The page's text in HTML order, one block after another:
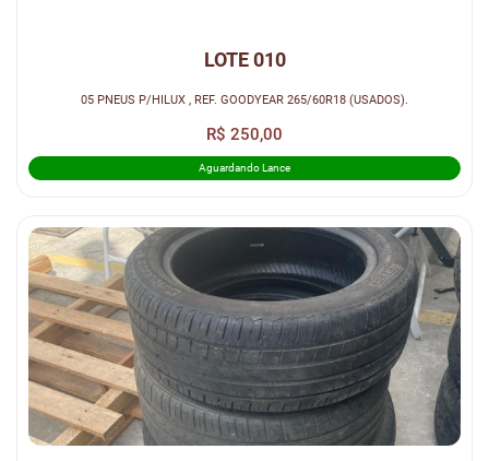
LOTE 010
05 PNEUS P/HILUX , REF. GOODYEAR 265/60R18 (USADOS).
R$ 250,00
Aguardando Lance